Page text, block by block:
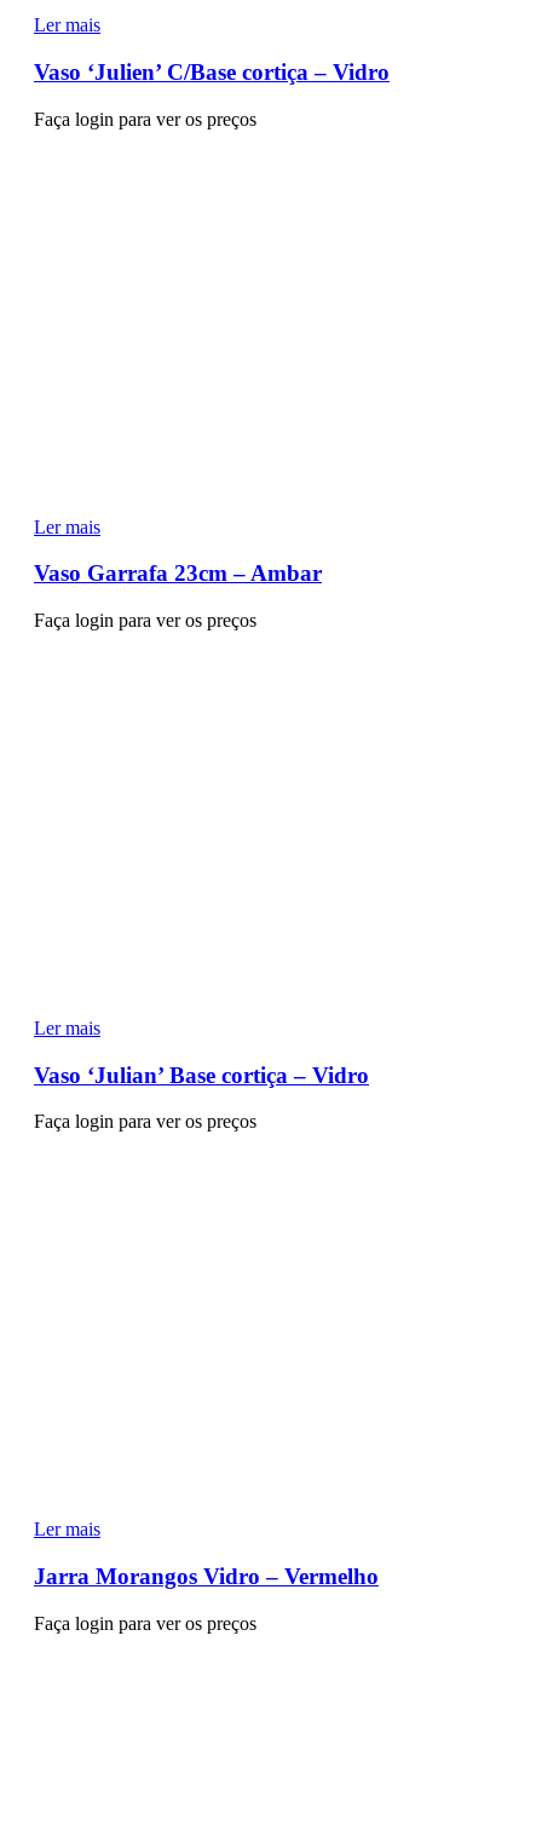
Ler mais
Vaso ‘Julien’ C/Base cortiça – Vidro
Faça login para ver os preços
Ler mais
Vaso Garrafa 23cm – Ambar
Faça login para ver os preços
Ler mais
Vaso ‘Julian’ Base cortiça – Vidro
Faça login para ver os preços
Ler mais
Jarra Morangos Vidro – Vermelho
Faça login para ver os preços